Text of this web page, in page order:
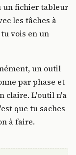
un fichier tableur
les tâches à
vois en un
un outil
par phase et
claire. L'outil n'a
que tu saches
à faire.